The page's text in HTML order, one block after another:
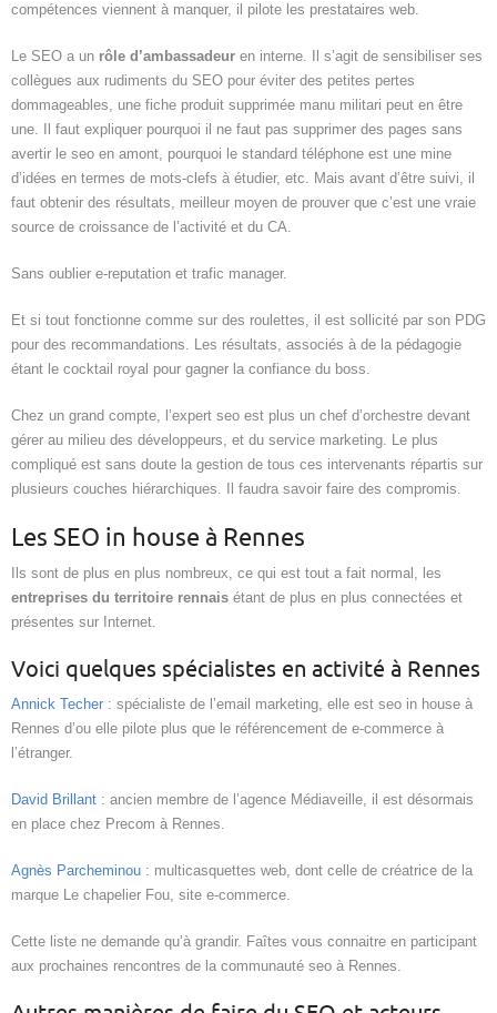
compétences viennent à manquer, il pilote les prestataires web.
Le SEO a un rôle d’ambassadeur en interne. Il s’agit de sensibiliser ses
collègues aux rudiments du SEO pour éviter des petites pertes
dommageables, une fiche produit supprimée manu militari peut en être
une. Il faut expliquer pourquoi il ne faut pas supprimer des pages sans
avertir le seo en amont, pourquoi le standard téléphone est une mine
d’idées en termes de mots-clefs à étudier, etc. Mais avant d’être suivi, il
faut obtenir des résultats, meilleur moyen de prouver que c’est une vraie
source de croissance de l’activité et du CA.
Sans oublier e-reputation et trafic manager.
Et si tout fonctionne comme sur des roulettes, il est sollicité par son PDG
pour des recommandations. Les résultats, associés à de la pédagogie
étant le cocktail royal pour gagner la confiance du boss.
Chez un grand compte, l’expert seo est plus un chef d’orchestre devant
gérer au milieu des développeurs, et du service marketing. Le plus
compliqué est sans doute la gestion de tous ces intervenants répartis sur
plusieurs couches hiérarchiques. Il faudra savoir faire des compromis.
Les SEO in house à Rennes
Ils sont de plus en plus nombreux, ce qui est tout a fait normal, les
entreprises du territoire rennais étant de plus en plus connectées et
présentes sur Internet.
Voici quelques spécialistes en activité à Rennes
Annick Techer : spécialiste de l’email marketing, elle est seo in house à
Rennes d’ou elle pilote plus que le référencement de e-commerce à
l’étranger.
David Brillant : ancien membre de l’agence Médiaveille, il est désormais
en place chez Precom à Rennes.
Agnès Parcheminou : multicasquettes web, dont celle de créatrice de la
marque Le chapelier Fou, site e-commerce.
Cette liste ne demande qu’à grandir. Faîtes vous connaitre en participant
aux prochaines rencontres de la communauté seo à Rennes.